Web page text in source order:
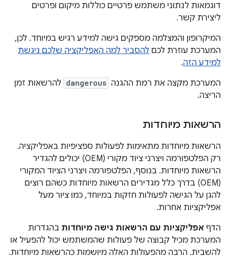
דוגמאות לנתוני משתמש פרטיים כוללות מיקום ופרטים
ליצירת קשר.
המיקרופון והמצלמה מספקים גישה למידע רגיש במיוחד. לכן,
המערכת עוזרת לכם להסביר למה האפליקציה שלכם ניגשת
למידע הזה.
המערכת מקצה את רמת ההגנה dangerous להרשאות זמן
הריצה.
הרשאות מיוחדות
הרשאות מיוחדות מתאימות לפעולות ספציפיות באפליקציה.
רק הפלטפורמה ויצרני ציוד מקורי (OEM) יכולים להגדיר
הרשאות מיוחדות. בנוסף, הפלטפורמה ויצרני הציוד המקורי
(OEM) בדרך כלל מגדירים הרשאות מיוחדות כשהם רוצים
להגן על הגישה לפעולות חזקות במיוחד, כמו ציור מעל
אפליקציות אחרות.
הדף אפליקציות עם הרשאות גישה מיוחדות בהגדרות
המערכת מכיל קבוצה של פעולות שהמשתמש יכול להפעיל או
להשבית. הרבה מהפעולות האלה מיושמות כהרשאות מיוחדות.